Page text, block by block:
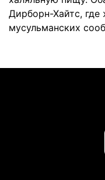
Дирборн-Хайтс,
мусульманских